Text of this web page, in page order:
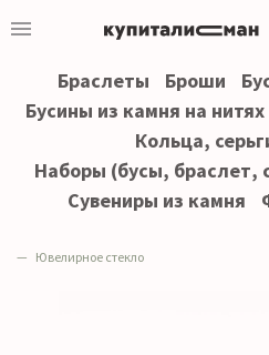
Браслеты Броши
Бусины из камня на нитях
Кольца,
Наборы (бусы, браслет,
Сувениры из камня
Ювелирное стекло